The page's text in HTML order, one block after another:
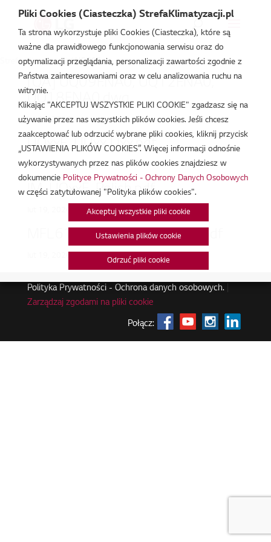
Strefa Klimatyzacji /UQ09F
[QA] UQ09F.NA0, UQ12F.NA0,
UQ18F.NA0.dwg
lut 19, 2026
UQxxF_UUxx Uxx.pdf
lut 19, 2026
IM_UQxxF_Polish.pdf
MFL61971201_ENG_CQxx.pdf
Polityka Prywatności - Ochrona danych osobowych.|
Zarządzaj zgodami na pliki cookie
Połącz:
Pliki Cookies (Ciasteczka) StrefaKlimatyzacji.pl
Ta strona wykorzystuje pliki Cookies (Ciasteczka), które są
ważne dla prawidłowego funkcjonowania serwisu oraz do
optymalizacji przeglądania, personalizacji zawartości zgodnie z
Państwa zainteresowaniami oraz w celu analizowania ruchu na
witrynie.
Klikając "AKCEPTUJ WSZYSTKIE PLIKI COOKIE" zgadzasz się na
używanie przez nas wszystkich plików cookies. Jeśli chcesz
zaakceptować lub odrzucić wybrane pliki cookies, kliknij przycisk
„USTAWIENIA PLIKÓW COOKIES”. Więcej informacji odnośnie
wykorzystywanych przez nas plików cookies znajdziesz w
dokumencie Polityce Prywatności - Ochrony Danych Osobowych
w części zatytułowanej "Polityka plików cookies".
Akceptuj wszystkie pliki cookie
Ustawienia plików cookie
Odrzuć pliki cookie